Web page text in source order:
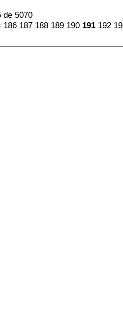
de 5070
186 187 188 189 190 191 192